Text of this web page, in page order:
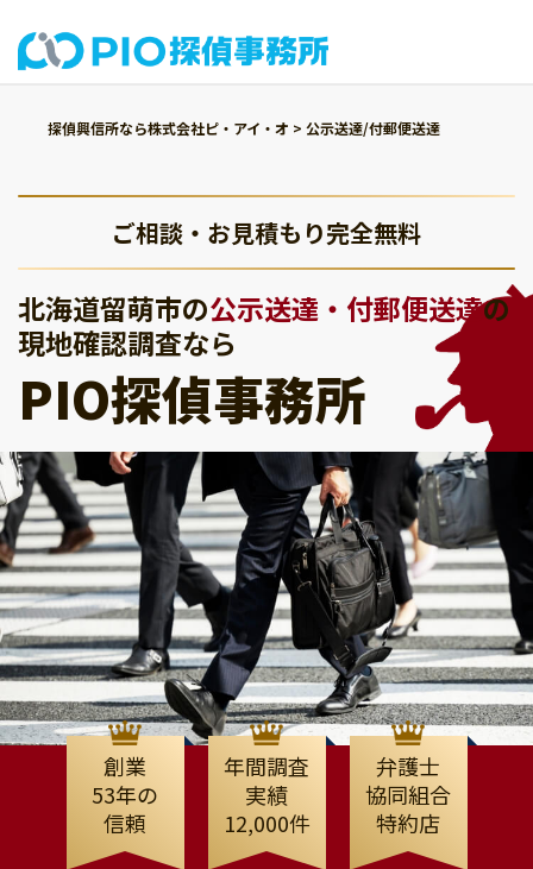
探偵興信所なら株式会社ピ・アイ・オ > 公示送達/付郵便送達
ご相談・お見積もり完全無料
北海道留萌市の公示送達・付郵便送達の
現地確認調査なら
PIO探偵事務所
創業
53年の
信頼
年間調査
実績
12,000件
弁護士
協同組合
特約店